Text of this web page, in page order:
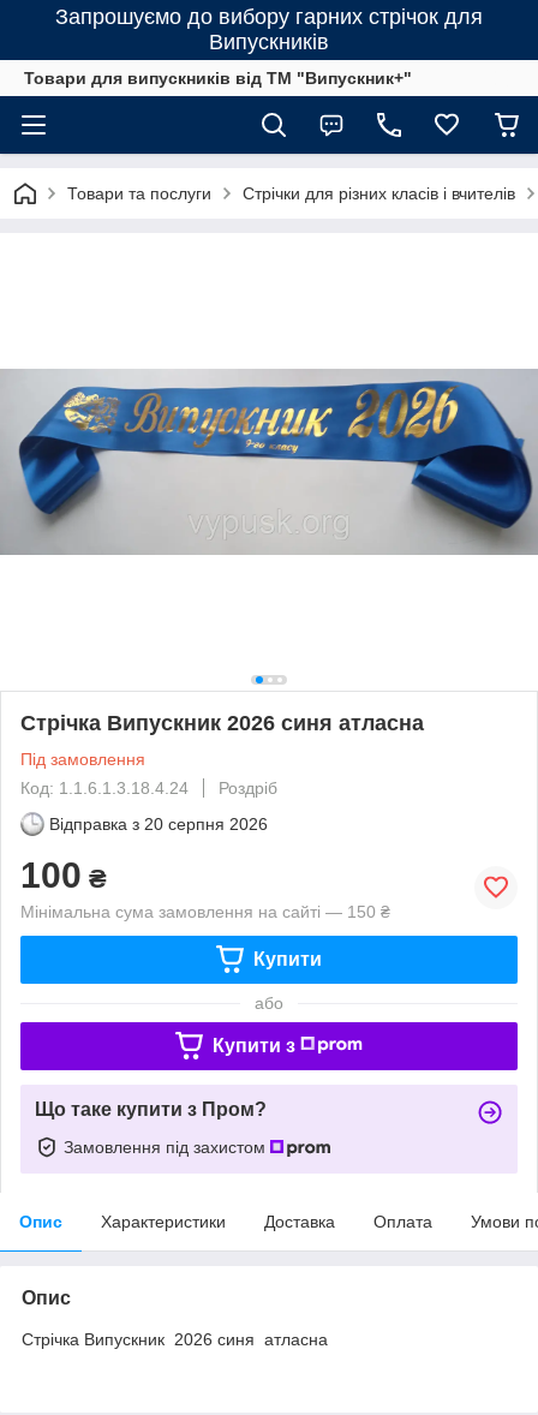
Запрошуємо до вибору гарних стрічок для
Випускників
Товари для випускників від ТМ "Випускник+"
Товари та послуги Стрічки для різних класів і вчителів
Стрічка Випускник 2026 синя атласна
Під замовлення
Код: 1.1.6.1.3.18.4.24
Роздріб
Відправка з 20 серпня 2026
100 ₴
Мінімальна сума замовлення на сайті — 150 ₴
Купити
або
Купити з
Що таке купити з Пром?
Замовлення під захистом
Опис Характеристики Доставка Оплата Умови
Опис
Стрічка Випускник 2026 синя атласна